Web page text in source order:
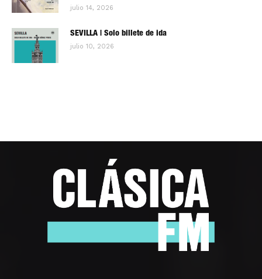
julio 14, 2026
SEVILLA | Solo billete de ida
julio 10, 2026